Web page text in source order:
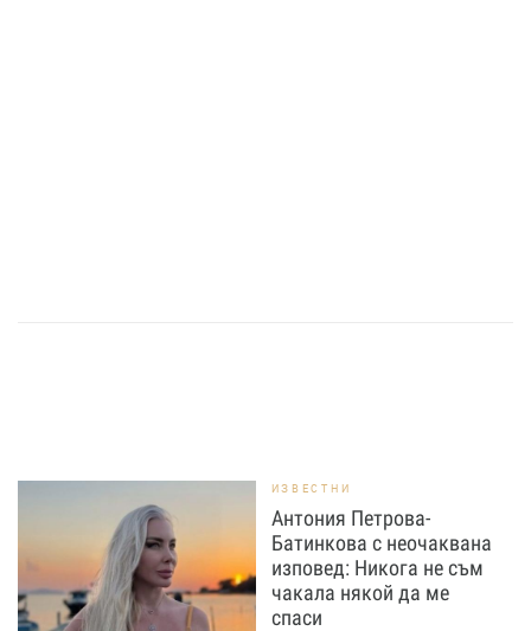
ИЗВЕСТНИ
Антония Петрова-
Батинкова с неочаквана
изповед: Никога не съм
чакала някой да ме
спаси